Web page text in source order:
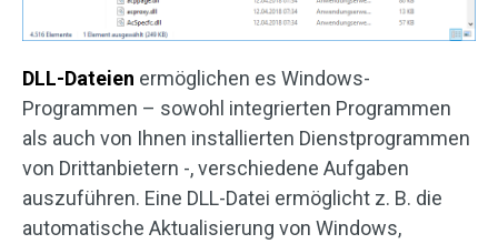
DLL-Dateien ermöglichen es Windows-
Programmen – sowohl integrierten Programmen
als auch von Ihnen installierten Dienstprogrammen
von Drittanbietern -, verschiedene Aufgaben
auszuführen. Eine DLL-Datei ermöglicht z. B. die
automatische Aktualisierung von Windows,